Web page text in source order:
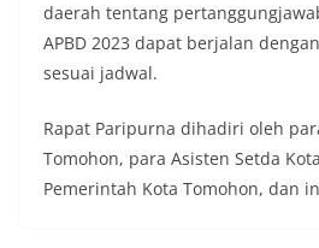
daerah tentang
APBD 2023 dapat berjalan
sesuai jadwal.
Rapat Paripurna dihadiri oleh
Tomohon, para Asisten Setda
Pemerintah Kota Tomohon, dan